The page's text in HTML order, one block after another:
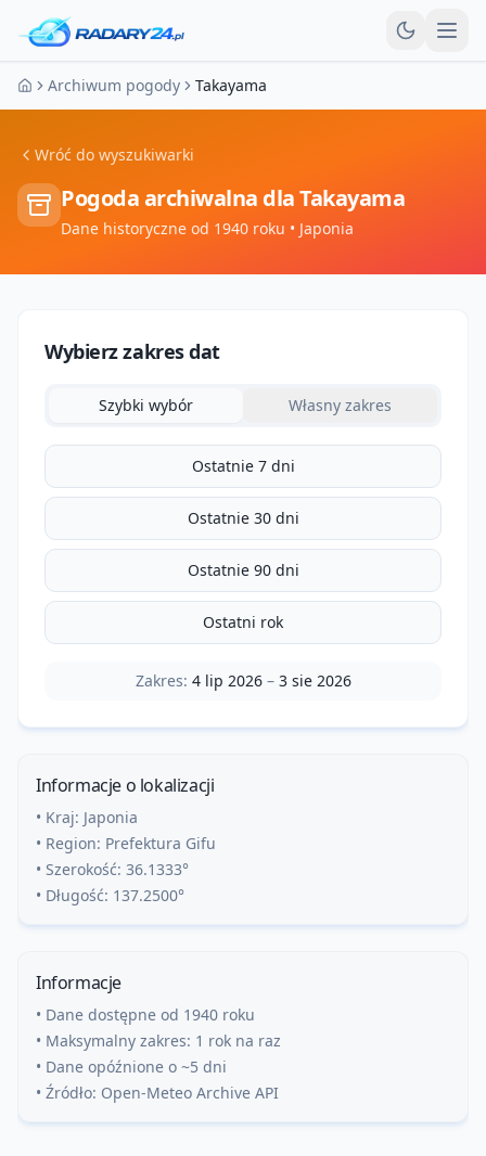
Strona główna
Archiwum pogody Takayama
Wróć do wyszukiwarki
Pogoda archiwalna dlaTakayama
Dane historyczne od 1940 roku • Japonia
Wybierz zakres dat
Szybki wybór Własny zakres
Ostatnie 7 dni
Ostatnie 30 dni
Ostatnie 90 dni
Ostatni rok
Zakres: 4 lip 2026– 3 sie 2026
Informacje o lokalizacji
• Kraj: Japonia
• Region: Prefektura Gifu
• Szerokość: 36.1333°
• Długość: 137.2500°
Informacje
• Dane dostępne od 1940 roku
• Maksymalny zakres: 1 rok na raz
• Dane opóźnione o ~5 dni
• Źródło: Open-Meteo Archive API